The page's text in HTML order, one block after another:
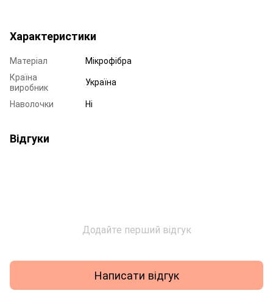
Характеристики
Матеріал
Мікрофібра
Країна
виробник
Україна
Наволочки
Ні
Відгуки
Додайте перший відгук
Написати відгук